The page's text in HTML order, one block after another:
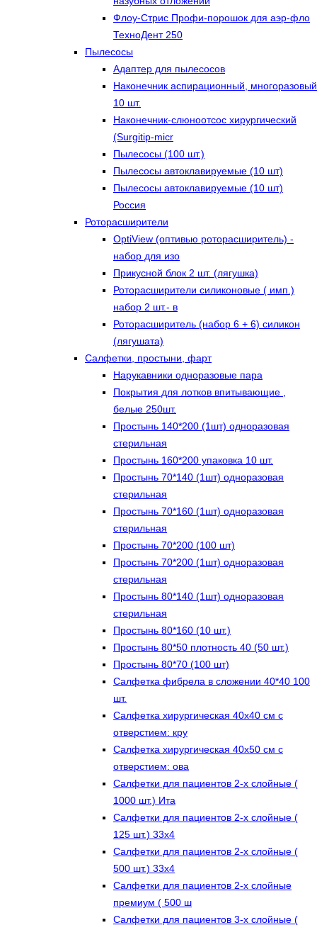
Флоу-Стрис Профи-порошок для аэр-фло
ТехноДент 250
Пылесосы
Адаптер для пылесосов
Наконечник аспирационный, многоразовый
10 шт.
Наконечник-слюноотсос хирургический
(Surgitip-micr
Пылесосы (100 шт.)
Пылесосы автоклавируемые (10 шт)
Пылесосы автоклавируемые (10 шт)
Россия
Роторасширители
OptiView (оптивью роторасширитель) -
набор для изо
Прикусной блок 2 шт. (лягушка)
Роторасширители силиконовые ( имп.)
набор 2 шт.- в
Роторасширитель (набор 6 + 6) силикон
(лягушата)
Салфетки, простыни, фарт
Нарукавники одноразовые пара
Покрытия для лотков впитывающие ,
белые 250шт.
Простынь 140*200 (1шт) одноразовая
стерильная
Простынь 160*200 упаковка 10 шт.
Простынь 70*140 (1шт) одноразовая
стерильная
Простынь 70*160 (1шт) одноразовая
стерильная
Простынь 70*200 (100 шт)
Простынь 70*200 (1шт) одноразовая
стерильная
Простынь 80*140 (1шт) одноразовая
стерильная
Простынь 80*160 (10 шт.)
Простынь 80*50 плотность 40 (50 шт.)
Простынь 80*70 (100 шт)
Салфетка фибрела в сложении 40*40 100
шт.
Салфетка хирургическая 40х40 см с
отверстием: кру
Салфетка хирургическая 40х50 см с
отверстием: ова
Салфетки для пациентов 2-х слойные (
1000 шт.) Ита
Салфетки для пациентов 2-х слойные (
125 шт.) 33х4
Салфетки для пациентов 2-х слойные (
500 шт.) 33х4
Салфетки для пациентов 2-х слойные
премиум ( 500 ш
Салфетки для пациентов 3-х слойные (